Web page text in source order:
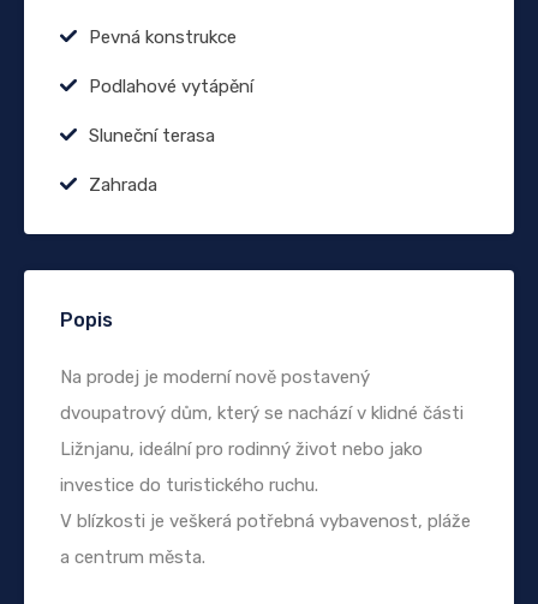
Pevná konstrukce
Podlahové vytápění
Sluneční terasa
Zahrada
Popis
Na prodej je moderní nově postavený
dvoupatrový dům, který se nachází v klidné části
Ližnjanu, ideální pro rodinný život nebo jako
investice do turistického ruchu.
V blízkosti je veškerá potřebná vybavenost, pláže
a centrum města.